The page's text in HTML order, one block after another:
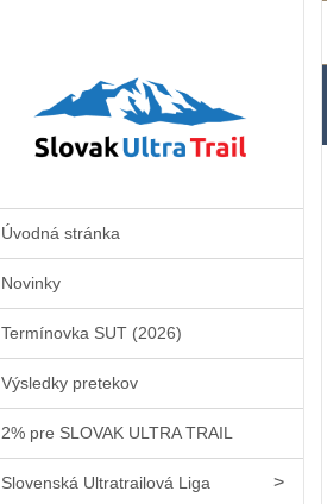
Úvodná stránka
Novinky
Termínovka SUT (2026)
Výsledky pretekov
2% pre SLOVAK ULTRA TRAIL
Slovenská Ultratrailová Liga